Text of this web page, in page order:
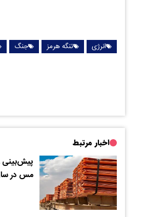
انرژی تنگه هرمز جنگ
اخبار مرتبط
پیش‌بینی
مس در سال‌